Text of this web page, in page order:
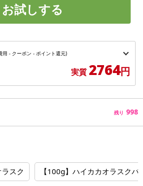
お試しする
用 - クーポン - ポイント還元)
実質 2764円
残り 998
スク 【100g】ハイカカオラスクバ